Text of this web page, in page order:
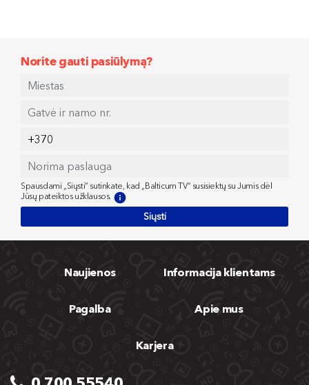
Norite gauti pasiūlymą?
Spausdami „Siųsti“ sutinkate, kad „Balticum TV“ susisiektų su Jumis dėl
Jūsų pateiktos užklausos.
Siųsti
Naujienos Informacija klientams
Pagalba Apie mus
Karjera